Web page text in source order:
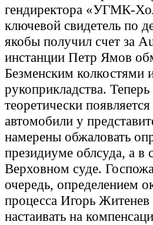
гендиректора «УГМК-
ключевой свидетель по
якобы получил счет за
инстанции Петр Ямов
Безменским колкостями
рукоприкладства.
теоретически
автомобили у
намерены обжаловать
президиуме облсуда, а в
Верховном суде.
очередь, определением
процесса Игорь Житенев
настаивать на